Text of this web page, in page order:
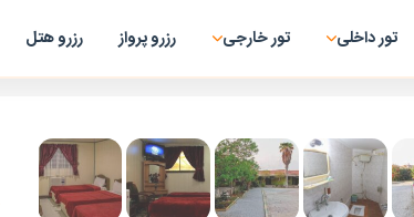
تور داخلی تور خارجی رزرو پرواز رزرو هتل